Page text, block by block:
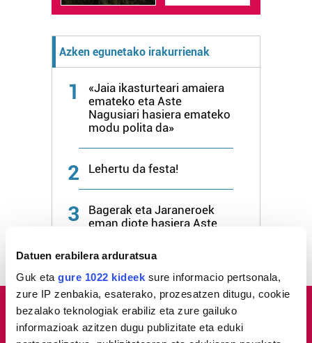
Datuen erabilera arduratsua
Guk eta gure 1022 kideek sure informacio pertsonala,
zure IP zenbakia, esaterako, prozesatzen ditugu, cookie
bezalako teknologiak erabiliz eta zure gailuko
informazioak azitzen dugu publizitate eta eduki
Azken egunetako irakurrienak
1
«Jaia ikasturteari amaiera
emateko eta Aste
Nagusiari hasiera emateko
modu polita da»
2 Lehertu da festa!
3
Bagerak eta Jaraneroek
eman diote hasiera Aste